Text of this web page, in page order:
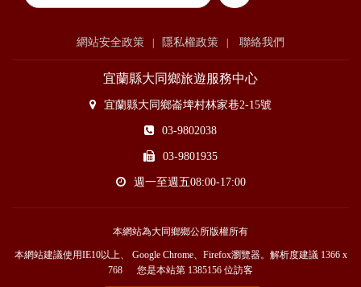
網站安全政策 隱私權政策 聯絡我們
宜蘭縣大同鄉旅遊服務中心
宜蘭縣大同鄉崙埤村林家巷2-15號
03-9802038
03-9801935
週一至週五08:00-17:00
本網站為大同鄉鄉公所版權所有
本網站建議使用IE10以上、 Google Chrome、Firefox瀏覽器。解析度建議 1366 x
768 您是本站第 1385156 位訪客